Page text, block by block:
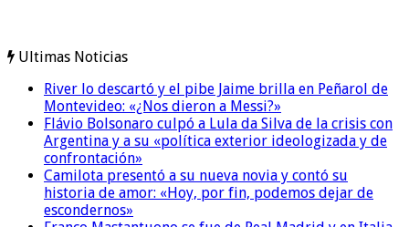
Ultimas Noticias
River lo descartó y el pibe Jaime brilla en Peñarol de
Montevideo: «¿Nos dieron a Messi?»
Flávio Bolsonaro culpó a Lula da Silva de la crisis con
Argentina y a su «política exterior ideologizada y de
confrontación»
Camilota presentó a su nueva novia y contó su
historia de amor: «Hoy, por fin, podemos dejar de
escondernos»